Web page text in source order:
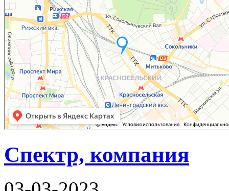
Спектр, компания